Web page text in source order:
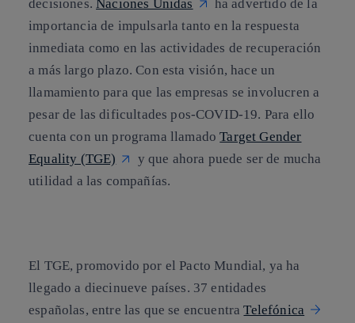
decisiones. Naciones Unidas
ha advertido de la
importancia de impulsarla tanto en la respuesta
inmediata como en las actividades de recuperación
a más largo plazo. Con esta visión, hace un
llamamiento para que las empresas se involucren a
pesar de las dificultades pos-COVID-19. Para ello
cuenta con un programa llamadoTarget Gender
Equality (TGE)
y que ahora puede ser de mucha
utilidad a las compañías.
El TGE, promovido por el Pacto Mundial, ya ha
llegado a diecinueve países. 37 entidades
españolas, entre las que se encuentraTelefónica